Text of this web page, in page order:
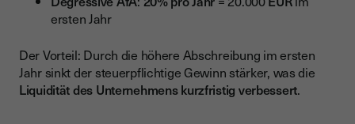
ersten Jahr
Der Vorteil: Durch die höhere Abschreibung im ersten
Jahr sinkt der steuerpflichtige Gewinn stärker, was die
Liquidität des Unternehmens kurzfristig verbessert.